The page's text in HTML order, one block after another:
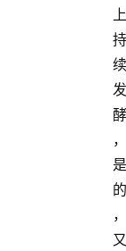
上
持
续
发
酵
，
是
的
，
又